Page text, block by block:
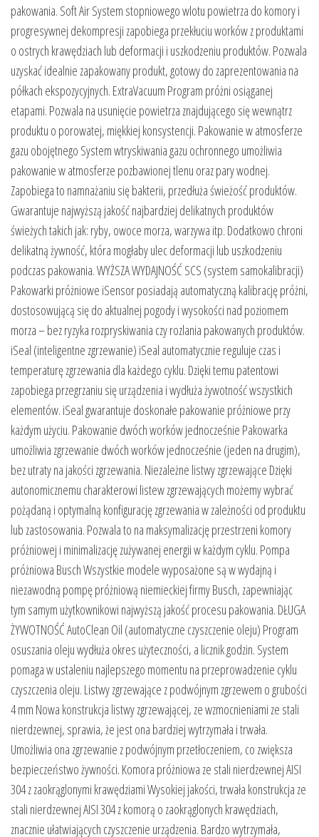
pakowania. Soft Air System stopniowego wlotu powietrza do komory i
progresywnej dekompresji zapobiega przekłuciu worków z produktami
o ostrych krawędziach lub deformacji i uszkodzeniu produktów. Pozwala
uzyskać idealnie zapakowany produkt, gotowy do zaprezentowania na
półkach ekspozycyjnych. ExtraVacuum Program próżni osiąganej
etapami. Pozwala na usunięcie powietrza znajdującego się wewnątrz
produktu o porowatej, miękkiej konsystencji. Pakowanie w atmosferze
gazu obojętnego System wtryskiwania gazu ochronnego umożliwia
pakowanie w atmosferze pozbawionej tlenu oraz pary wodnej.
Zapobiega to namnażaniu się bakterii, przedłuża świeżość produktów.
Gwarantuje najwyższą jakość najbardziej delikatnych produktów
świeżych takich jak: ryby, owoce morza, warzywa itp. Dodatkowo chroni
delikatną żywność, która mogłaby ulec deformacji lub uszkodzeniu
podczas pakowania. WYŻSZA WYDAJNOŚĆ SCS (system samokalibracji)
Pakowarki próżniowe iSensor posiadają automatyczną kalibrację próżni,
dostosowującą się do aktualnej pogody i wysokości nad poziomem
morza – bez ryzyka rozpryskiwania czy rozlania pakowanych produktów.
iSeal (inteligentne zgrzewanie) iSeal automatycznie reguluje czas i
temperaturę zgrzewania dla każdego cyklu. Dzięki temu patentowi
zapobiega przegrzaniu się urządzenia i wydłuża żywotność wszystkich
elementów. iSeal gwarantuje doskonałe pakowanie próżniowe przy
każdym użyciu. Pakowanie dwóch worków jednocześnie Pakowarka
umożliwia zgrzewanie dwóch worków jednocześnie (jeden na drugim),
bez utraty na jakości zgrzewania. Niezależne listwy zgrzewające Dzięki
autonomicznemu charakterowi listew zgrzewających możemy wybrać
pożądaną i optymalną konfigurację zgrzewania w zależności od produktu
lub zastosowania. Pozwala to na maksymalizację przestrzeni komory
próżniowej i minimalizację zużywanej energii w każdym cyklu. Pompa
próżniowa Busch Wszystkie modele wyposażone są w wydajną i
niezawodną pompę próżniową niemieckiej firmy Busch, zapewniając
tym samym użytkownikowi najwyższą jakość procesu pakowania. DŁUGA
ŻYWOTNOŚĆ AutoClean Oil (automatyczne czyszczenie oleju) Program
osuszania oleju wydłuża okres użyteczności, a licznik godzin. System
pomaga w ustaleniu najlepszego momentu na przeprowadzenie cyklu
czyszczenia oleju. Listwy zgrzewające z podwójnym zgrzewem o grubości
4 mm Nowa konstrukcja listwy zgrzewającej, ze wzmocnieniami ze stali
nierdzewnej, sprawia, że jest ona bardziej wytrzymała i trwała.
Umożliwia ona zgrzewanie z podwójnym przetłoczeniem, co zwiększa
bezpieczeństwo żywności. Komora próżniowa ze stali nierdzewnej AISI
304 z zaokrąglonymi krawędziami Wysokiej jakości, trwała konstrukcja ze
stali nierdzewnej AISI 304 z komorą o zaokrąglonych krawędziach,
znacznie ułatwiających czyszczenie urządzenia. Bardzo wytrzymała,